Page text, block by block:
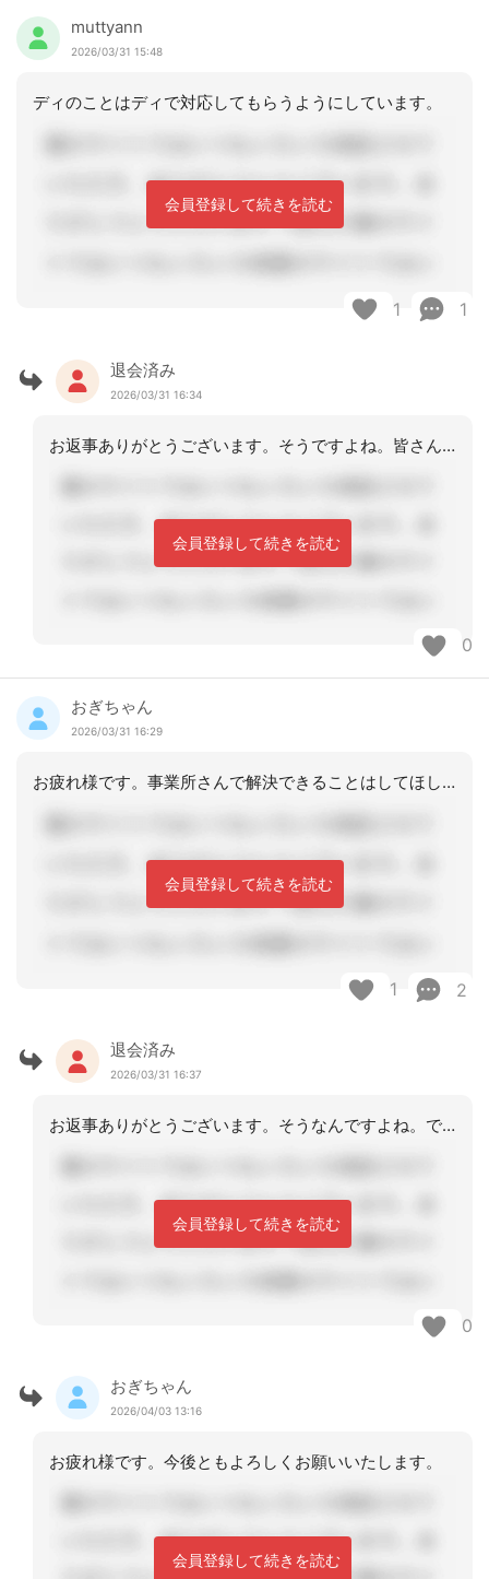
muttyann
2026/03/31 15:48
ディのことはディで対応してもらうようにしています。
会員登録して続きを読む
1 1
退会済み
2026/03/31 16:34
お返事ありがとうございます。そうですよね。皆さんの回答見てるとそうだよねって確認
会員登録して続きを読む
0
おぎちゃん
2026/03/31 16:29
お疲れ様です。事業所さんで解決できることはしてほしいですね。
会員登録して続きを読む
1 2
退会済み
2026/03/31 16:37
お返事ありがとうございます。そうなんですよね。できなくて困ってますというならまだ
会員登録して続きを読む
0
おぎちゃん
2026/04/03 13:16
お疲れ様です。今後ともよろしくお願いいたします。
会員登録して続きを読む